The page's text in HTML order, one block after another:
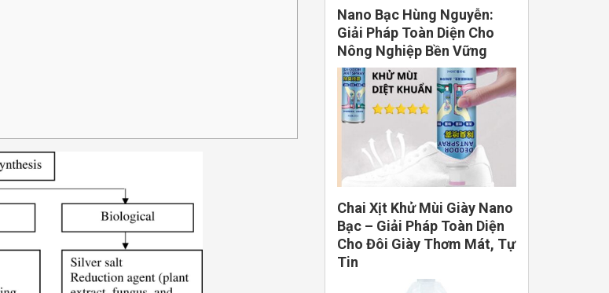
Nano Bạc Hùng Nguyễn:
Giải Pháp Toàn Diện Cho
Nông Nghiệp Bền Vững
Chai Xịt Khử Mùi Giày Nano
Bạc – Giải Pháp Toàn Diện
Cho Đôi Giày Thơm Mát, Tự
Tin